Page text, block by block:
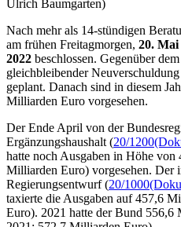
Euro). 2021 hatte der Bund 556,6
Ausgaben
sonstigen Einnahmen
Die geplanten Ausgaben
Einnahmen deutlich. Zum
Ergänzungshaushalt – eine
Milliarden Euro avisiert. Im
die Bundesregierung mit 99,7
der Bund Kredite in Höhe von
aufgenommen. Die
2021 über der von der
zulässigen Kreditaufnahme. Für